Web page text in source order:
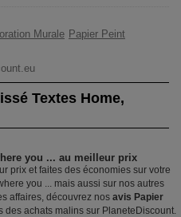
Murale Papier Peint
Textes Home,
you ... au meilleur prix
prix et faites des économies sur votre
you ... mais aussi sur nos autres
affaires, découvrez nos avis Papier
des achats malins sur PlaneteDiscount.